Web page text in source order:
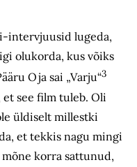
intervjuusid lugeda,
olukorda, kus võiks
Oja sai „Varju“3
see film tuleb. Oli
üldiselt millestki
et tekkis nagu mingi
korra sattunud,